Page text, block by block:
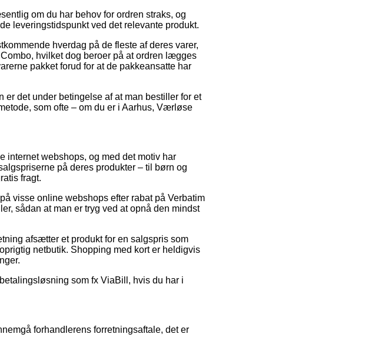
om du har behov for ordren straks, og
leveringstidspunkt ved det relevante produkt.
hverdag på de fleste af deres varer,
hvilket dog beroer på at ordren lægges
pakket forud for at de pakkeansatte har
det under betingelse af at man bestiller for et
som ofte – om du er i Aarhus, Værløse
internet webshops, og med det motiv har
på deres produkter – til børn og
fragt.
visse online webshops efter rabat på Verbatim
sådan at man er tryg ved at opnå den mindst
afsætter et produkt for en salgspris som
netbutik. Shopping med kort er heldigvis
som fx ViaBill, hvis du har i
forhandlerens forretningsaftale, det er